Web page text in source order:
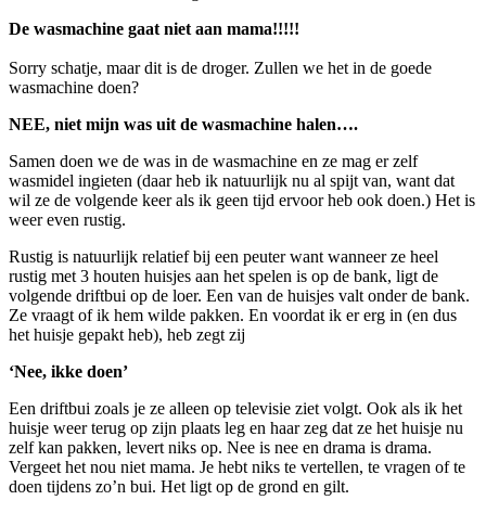
De wasmachine gaat niet aan mama!!!!!
Sorry schatje, maar dit is de droger. Zullen we het in de goede
wasmachine doen?
NEE, niet mijn was uit de wasmachine halen….
Samen doen we de was in de wasmachine en ze mag er zelf
wasmidel ingieten (daar heb ik natuurlijk nu al spijt van, want dat
wil ze de volgende keer als ik geen tijd ervoor heb ook doen.) Het is
weer even rustig.
Rustig is natuurlijk relatief bij een peuter want wanneer ze heel
rustig met 3 houten huisjes aan het spelen is op de bank, ligt de
volgende driftbui op de loer. Een van de huisjes valt onder de bank.
Ze vraagt of ik hem wilde pakken. En voordat ik er erg in (en dus
het huisje gepakt heb), heb zegt zij
‘Nee, ikke doen’
Een driftbui zoals je ze alleen op televisie ziet volgt. Ook als ik het
huisje weer terug op zijn plaats leg en haar zeg dat ze het huisje nu
zelf kan pakken, levert niks op. Nee is nee en drama is drama.
Vergeet het nou niet mama. Je hebt niks te vertellen, te vragen of te
doen tijdens zo’n bui. Het ligt op de grond en gilt.